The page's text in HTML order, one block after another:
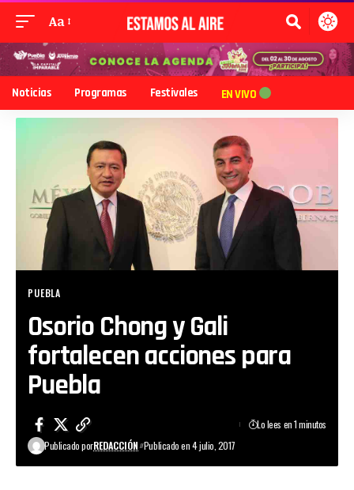
Aa
Noticias Programas Festivales EN VIVO
PUEBLA
Osorio Chong y Gali
fortalecen acciones para
Puebla
Publicado porREDACCIÓN Publicado en 4 julio, 2017
Lo lees en 1 minutos